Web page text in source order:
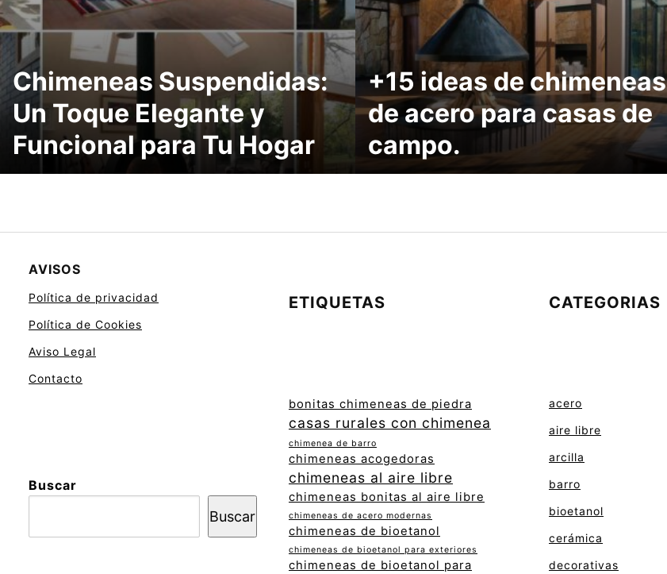
Chimeneas Suspendidas:
Un Toque Elegante y
Funcional para Tu Hogar
+15 ideas de chimeneas
de acero para casas de
campo.
AVISOS
Política de privacidad
Política de Cookies
Aviso Legal
Contacto
Buscar
Buscar
ETIQUETAS
bonitas chimeneas de piedra
casas rurales con chimenea
chimenea de barro
chimeneas acogedoras
chimeneas al aire libre
chimeneas bonitas al aire libre
chimeneas de acero modernas
chimeneas de bioetanol
chimeneas de bioetanol para exteriores
chimeneas de bioetanol para
CATEGORIAS
acero
aire libre
arcilla
barro
bioetanol
cerámica
decorativas